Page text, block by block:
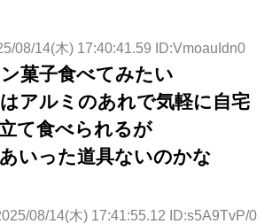
08/14(木) 17:40:41.59 ID:VmoauIdn0
菓子食べてみたい
アルミのあれで気軽に自宅
て食べられるが
いった道具ないのかな
08/14(木) 17:41:55.12 ID:s5A9TvP/0